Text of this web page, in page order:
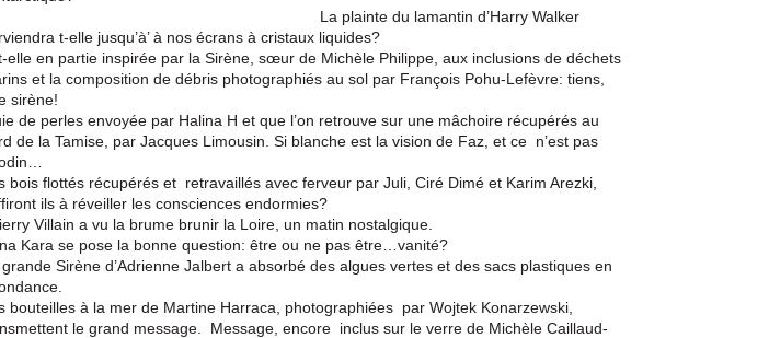
La plainte du lamantin d’Harry Walker
t-elle jusqu’à’ à nos écrans à cristaux liquides?
elle en partie inspirée par la Sirène, sœur de Michèle Philippe, aux inclusions de déchets
et la composition de débris photographiés au sol par François Pohu-Lefèvre: tiens,
sirène!
de perles envoyée par Halina H et que l’on retrouve sur une mâchoire récupérés au
de la Tamise, par Jacques Limousin. Si blanche est la vision de Faz, et ce n’est pas
bois flottés récupérés et retravaillés avec ferveur par Juli, Ciré Dimé et Karim Arezki,
ils à réveiller les consciences endormies?
Villain a vu la brume brunir la Loire, un matin nostalgique.
Kara se pose la bonne question: être ou ne pas être…vanité?
Sirène d’Adrienne Jalbert a absorbé des algues vertes et des sacs plastiques en
bouteilles à la mer de Martine Harraca, photographiées par Wojtek Konarzewski,
le grand message. Message, encore inclus sur le verre de Michèle Caillaud-